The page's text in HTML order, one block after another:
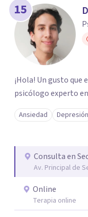
15
¡Hola! Un gusto que
psicólogo experto
Ansiedad Depresión
Consulta en
Av. Principal de
Online
Terapia online